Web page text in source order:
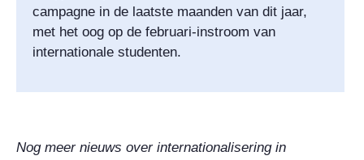
campagne in de laatste maanden van dit jaar,
met het oog op de februari-instroom van
internationale studenten.
Nog meer nieuws over internationalisering in